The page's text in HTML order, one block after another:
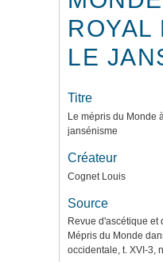
ROYAL
LE
Titre
Le mépris du Monde
jansénisme
Créateur
Cognet Louis
Source
Revue d'ascétique et
Mépris du Monde
occidentale, t. XVI-3,